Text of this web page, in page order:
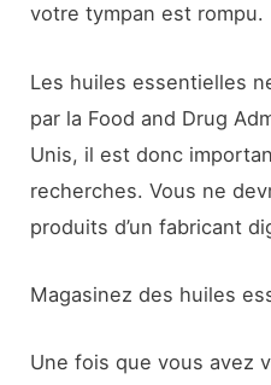
votre tympan est rompu.
Les huiles essentielles
par la Food and Drug
Unis, il est donc
recherches. Vous ne
produits d’un fabricant
Magasinez des huiles
Une fois que vous avez